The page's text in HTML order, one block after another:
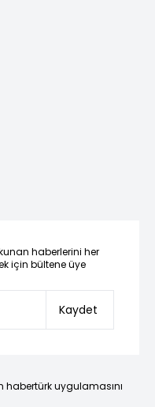
haberlerini her
için bültene üye
Kaydet
uygulamasını